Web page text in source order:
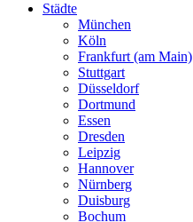
Städte
München
Köln
Frankfurt (am Main)
Stuttgart
Düsseldorf
Dortmund
Essen
Dresden
Leipzig
Hannover
Nürnberg
Duisburg
Bochum